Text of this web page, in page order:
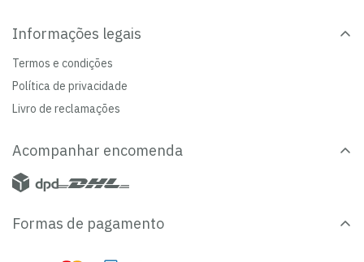
Informações legais
Termos e condições
Política de privacidade
Livro de reclamações
Acompanhar encomenda
Formas de pagamento